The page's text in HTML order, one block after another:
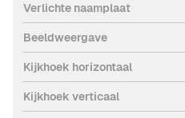
Verlichte naamplaat
Beeldweergave
Kijkhoek horizontaal
Kijkhoek verticaal